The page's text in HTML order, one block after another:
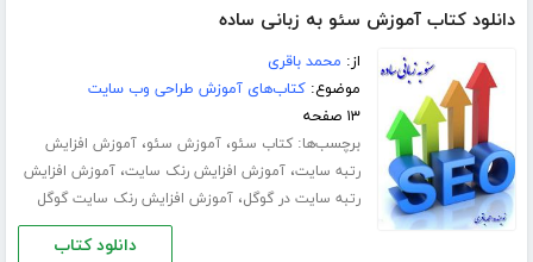
دانلود کتاب آموزش سئو به زبانی ساده
از: محمد باقری
موضوع:کتاب‌های آموزش طراحی وب سایت
۱۳ صفحه
برچسب‌ها:کتاب سئو،آموزش سئو،آموزش افزایش
رتبه سایت،آموزش افزایش رنک سایت،آموزش افزایش
رتبه سایت در گوگل،آموزش افزایش رنک سایت گوگل
دانلود کتاب